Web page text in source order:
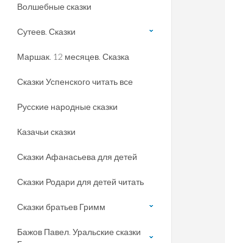
Волшебные сказки
Сутеев. Сказки
Маршак. 12 месяцев. Сказка
Сказки Успенского читать все
Русские народные сказки
Казачьи сказки
Сказки Афанасьева для детей
Сказки Родари для детей читать
Сказки братьев Гримм
Бажов Павел. Уральские сказки